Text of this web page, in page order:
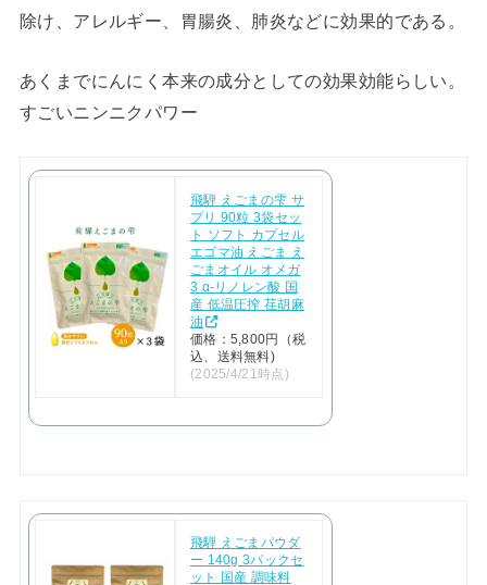
除け、アレルギー、胃腸炎、肺炎などに効果的である。
あくまでにんにく本来の成分としての効果効能らしい。
すごいニンニクパワー
飛騨 えごまの雫 サ
プリ 90粒 3袋セッ
ト ソフト カプセル
エゴマ油 えごま え
ごまオイル オメガ
3 α-リノレン酸 国
産 低温圧搾 荏胡麻
油
価格：5,800円（税
込、送料無料)
(2025/4/21時点)
飛騨 えごまパウダ
ー 140g 3パックセ
ット 国産 調味料